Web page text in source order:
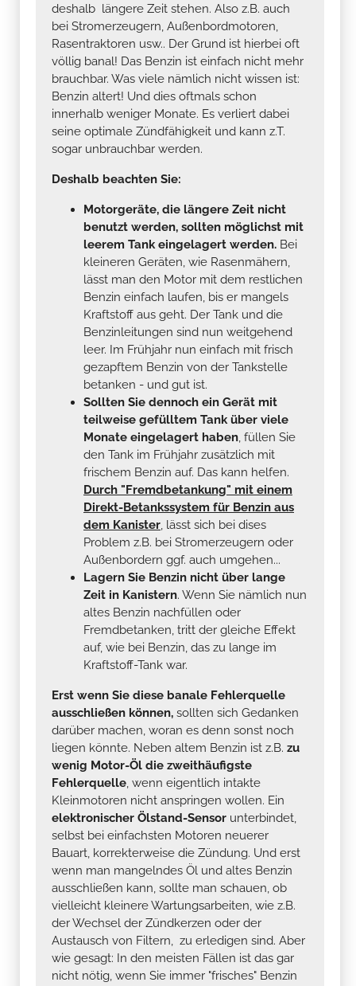
deshalb längere Zeit stehen. Also z.B. auch
bei Stromerzeugern, Außenbordmotoren,
Rasentraktoren usw.. Der Grund ist hierbei oft
völlig banal! Das Benzin ist einfach nicht mehr
brauchbar. Was viele nämlich nicht wissen ist:
Benzin altert! Und dies oftmals schon
innerhalb weniger Monate. Es verliert dabei
seine optimale Zündfähigkeit und kann z.T.
sogar unbrauchbar werden.
Deshalb beachten Sie:
Motorgeräte, die längere Zeit nicht
benutzt werden, sollten möglichst mit
leerem Tank eingelagert werden. Bei
kleineren Geräten, wie Rasenmähern,
lässt man den Motor mit dem restlichen
Benzin einfach laufen, bis er mangels
Kraftstoff aus geht. Der Tank und die
Benzinleitungen sind nun weitgehend
leer. Im Frühjahr nun einfach mit frisch
gezapftem Benzin von der Tankstelle
betanken - und gut ist.
Sollten Sie dennoch ein Gerät mit
teilweise gefülltem Tank über viele
Monate eingelagert haben, füllen Sie
den Tank im Frühjahr zusätzlich mit
frischem Benzin auf. Das kann helfen.
Durch "Fremdbetankung" mit einem
Direkt-Betankssystem für Benzin aus
dem Kanister, lässt sich bei dises
Problem z.B. bei Stromerzeugern oder
Außenbordern ggf. auch umgehen...
Lagern Sie Benzin nicht über lange
Zeit in Kanistern. Wenn Sie nämlich nun
altes Benzin nachfüllen oder
Fremdbetanken, tritt der gleiche Effekt
auf, wie bei Benzin, das zu lange im
Kraftstoff-Tank war.
Erst wenn Sie diese banale Fehlerquelle
ausschließen können, sollten sich Gedanken
darüber machen, woran es denn sonst noch
liegen könnte. Neben altem Benzin ist z.B. zu
wenig Motor-Öl die zweithäufigste
Fehlerquelle, wenn eigentlich intakte
Kleinmotoren nicht anspringen wollen. Ein
elektronischer Ölstand-Sensor unterbindet,
selbst bei einfachsten Motoren neuerer
Bauart, korrekterweise die Zündung. Und erst
wenn man mangelndes Öl und altes Benzin
ausschließen kann, sollte man schauen, ob
vielleicht kleinere Wartungsarbeiten, wie z.B.
der Wechsel der Zündkerzen oder der
Austausch von Filtern, zu erledigen sind. Aber
wie gesagt: In den meisten Fällen ist das gar
nicht nötig, wenn Sie immer "frisches" Benzin